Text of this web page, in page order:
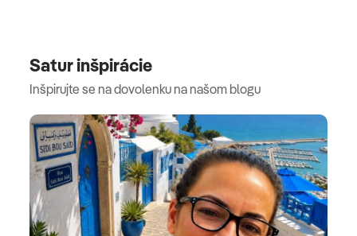
Satur inšpirácie
Inšpirujte se na dovolenku na našom blogu